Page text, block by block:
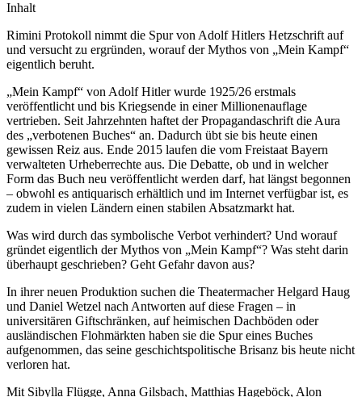
Inhalt
Rimini Protokoll nimmt die Spur von Adolf Hitlers Hetzschrift auf
und versucht zu ergründen, worauf der Mythos von „Mein Kampf“
eigentlich beruht.
„Mein Kampf“ von Adolf Hitler wurde 1925/26 erstmals
veröffentlicht und bis Kriegsende in einer Millionenauflage
vertrieben. Seit Jahrzehnten haftet der Propagandaschrift die Aura
des „verbotenen Buches“ an. Dadurch übt sie bis heute einen
gewissen Reiz aus. Ende 2015 laufen die vom Freistaat Bayern
verwalteten Urheberrechte aus. Die Debatte, ob und in welcher
Form das Buch neu veröffentlicht werden darf, hat längst begonnen
– obwohl es antiquarisch erhältlich und im Internet verfügbar ist, es
zudem in vielen Ländern einen stabilen Absatzmarkt hat.
Was wird durch das symbolische Verbot verhindert? Und worauf
gründet eigentlich der Mythos von „Mein Kampf“? Was steht darin
überhaupt geschrieben? Geht Gefahr davon aus?
In ihrer neuen Produktion suchen die Theatermacher Helgard Haug
und Daniel Wetzel nach Antworten auf diese Fragen – in
universitären Giftschränken, auf heimischen Dachböden oder
ausländischen Flohmärkten haben sie die Spur eines Buches
aufgenommen, das seine geschichtspolitische Brisanz bis heute nicht
verloren hat.
Mit Sibylla Flügge, Anna Gilsbach, Matthias Hageböck, Alon